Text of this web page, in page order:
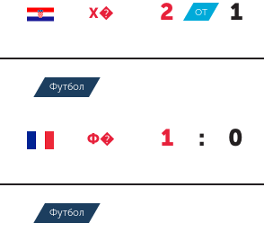
Х� 2 : 1
ОТ
Футбол
Ф� 1 : 0
Футбол